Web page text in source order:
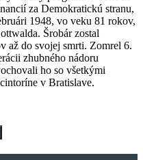
za Demokratickú stranu,
1948, vo veku 81 rokov,
Šrobár zostal
až do svojej smrti. Zomrel 6.
zhubného nádoru
ho so všetkými
v Bratislave.